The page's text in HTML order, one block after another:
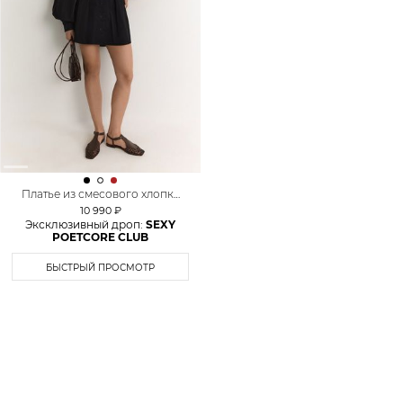
Платье из смесового хлопка
TOPTOP
10 990 ₽
Эксклюзивный дроп: SEXY
POETCORE CLUB
БЫСТРЫЙ ПРОСМОТР